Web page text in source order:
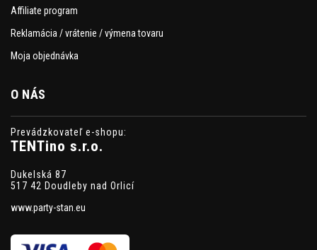
Affiliate program
Reklamácia / vrátenie / výmena tovaru
Moja objednávka
O NÁS
Prevádzkovateľ e-shopu:
TENTino s.r.o.
Dukelská 87
517 42 Doudleby nad Orlicí
www.party-stan.eu